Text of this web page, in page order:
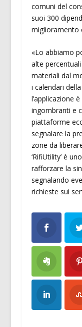
comuni del
suoi 300
miglioramento
«Lo abbiamo
alte
materiali dal
i calendari
l’applicazione
ingombranti e
piattaforme
segnalare la
zone da
‘RifiUtility’ è
rafforzare la
segnalando
richieste sui